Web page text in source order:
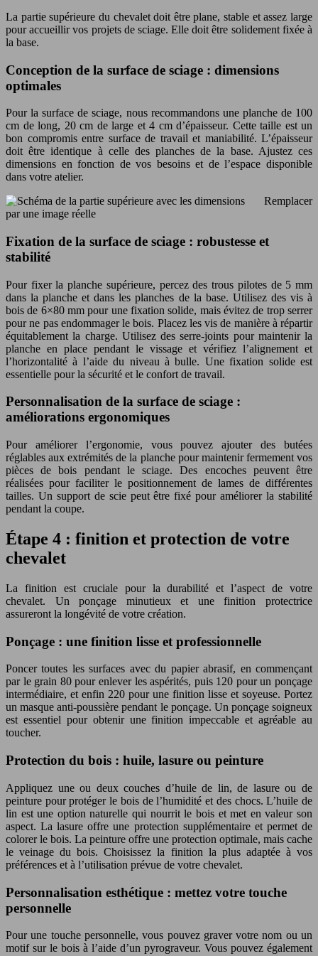
La partie supérieure du chevalet doit être plane, stable et assez large
pour accueillir vos projets de sciage. Elle doit être solidement fixée à
la base.
Conception de la surface de sciage : dimensions
optimales
Pour la surface de sciage, nous recommandons une planche de 100
cm de long, 20 cm de large et 4 cm d’épaisseur. Cette taille est un
bon compromis entre surface de travail et maniabilité. L’épaisseur
doit être identique à celle des planches de la base. Ajustez ces
dimensions en fonction de vos besoins et de l’espace disponible
dans votre atelier.
Remplacer
par une image réelle
Fixation de la surface de sciage : robustesse et
stabilité
Pour fixer la planche supérieure, percez des trous pilotes de 5 mm
dans la planche et dans les planches de la base. Utilisez des vis à
bois de 6×80 mm pour une fixation solide, mais évitez de trop serrer
pour ne pas endommager le bois. Placez les vis de manière à répartir
équitablement la charge. Utilisez des serre-joints pour maintenir la
planche en place pendant le vissage et vérifiez l’alignement et
l’horizontalité à l’aide du niveau à bulle. Une fixation solide est
essentielle pour la sécurité et le confort de travail.
Personnalisation de la surface de sciage :
améliorations ergonomiques
Pour améliorer l’ergonomie, vous pouvez ajouter des butées
réglables aux extrémités de la planche pour maintenir fermement vos
pièces de bois pendant le sciage. Des encoches peuvent être
réalisées pour faciliter le positionnement de lames de différentes
tailles. Un support de scie peut être fixé pour améliorer la stabilité
pendant la coupe.
Étape 4 : finition et protection de votre
chevalet
La finition est cruciale pour la durabilité et l’aspect de votre
chevalet. Un ponçage minutieux et une finition protectrice
assureront la longévité de votre création.
Ponçage : une finition lisse et professionnelle
Poncer toutes les surfaces avec du papier abrasif, en commençant
par le grain 80 pour enlever les aspérités, puis 120 pour un ponçage
intermédiaire, et enfin 220 pour une finition lisse et soyeuse. Portez
un masque anti-poussière pendant le ponçage. Un ponçage soigneux
est essentiel pour obtenir une finition impeccable et agréable au
toucher.
Protection du bois : huile, lasure ou peinture
Appliquez une ou deux couches d’huile de lin, de lasure ou de
peinture pour protéger le bois de l’humidité et des chocs. L’huile de
lin est une option naturelle qui nourrit le bois et met en valeur son
aspect. La lasure offre une protection supplémentaire et permet de
colorer le bois. La peinture offre une protection optimale, mais cache
le veinage du bois. Choisissez la finition la plus adaptée à vos
préférences et à l’utilisation prévue de votre chevalet.
Personnalisation esthétique : mettez votre touche
personnelle
Pour une touche personnelle, vous pouvez graver votre nom ou un
motif sur le bois à l’aide d’un pyrograveur. Vous pouvez également